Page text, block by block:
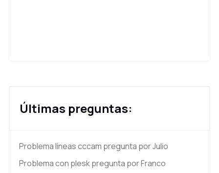
Últimas preguntas:
Problema líneas cccam pregunta por Julio
Problema con pleskpregunta por Franco